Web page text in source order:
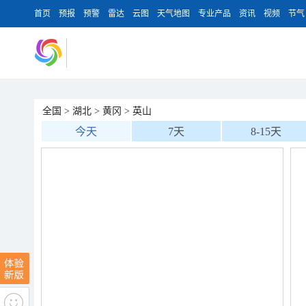
首页 预报 预警 雷达 云图 天气地图 专业产品 资讯 视频 节气
全国 > 湖北 > 黄冈 > 英山
今天 7天 8-15天